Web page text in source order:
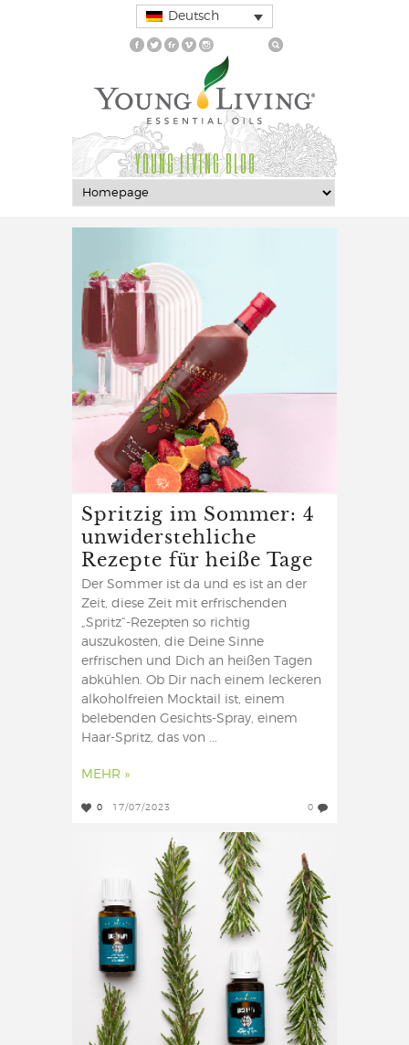
Deutsch
YOUNG LIVING BLOG
Spritzig im Sommer: 4
unwiderstehliche
Rezepte für heiße Tage
Der Sommer ist da und es ist an der
Zeit, diese Zeit mit erfrischenden
„Spritz“-Rezepten so richtig
auszukosten, die Deine Sinne
erfrischen und Dich an heißen Tagen
abkühlen. Ob Dir nach einem leckeren
alkoholfreien Mocktail ist, einem
belebenden Gesichts-Spray, einem
Haar-Spritz, das von ...
MEHR »
0 17/07/2023 0